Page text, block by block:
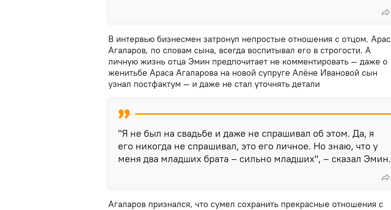
В интервью бизнесмен затронул непростые отношения с отцом. Арас
Агаларов, по словам сына, всегда воспитывал его в строгости. А
личную жизнь отца Эмин предпочитает не комментировать — даже о
женитьбе Араса Агаларова на новой супруге Алёне Ивановой сын
узнал постфактум — и даже не стал уточнять детали
"Я не был на свадьбе и даже не спрашивал об этом. Да, я
его никогда не спрашивал, это его личное. Но знаю, что у
меня два младших брата – сильно младших", – сказал Эмин.
Агаларов признался, что сумел сохранить прекрасные отношения с